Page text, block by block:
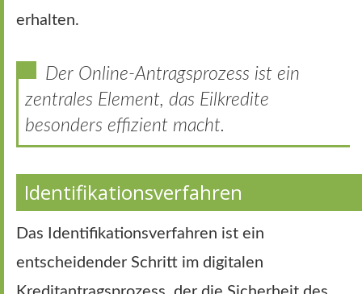
erhalten.
Der Online-Antragsprozess ist ein
zentrales Element, das Eilkredite
besonders effizient macht.
Identifikationsverfahren
Das Identifikationsverfahren ist ein
entscheidender Schritt im digitalen